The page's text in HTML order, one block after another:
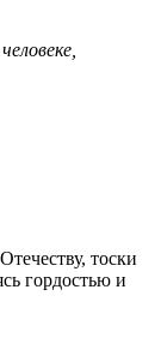
тоски
гордостью и